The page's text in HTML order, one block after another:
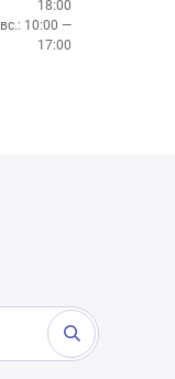
18:00
вс.: 10:00 —
17:00